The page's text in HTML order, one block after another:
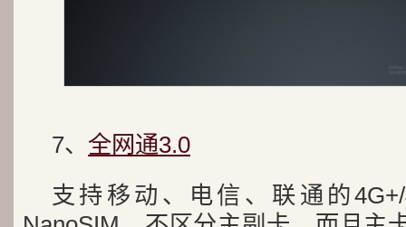
7、 全网通3.0
支持移动、电信、联通的